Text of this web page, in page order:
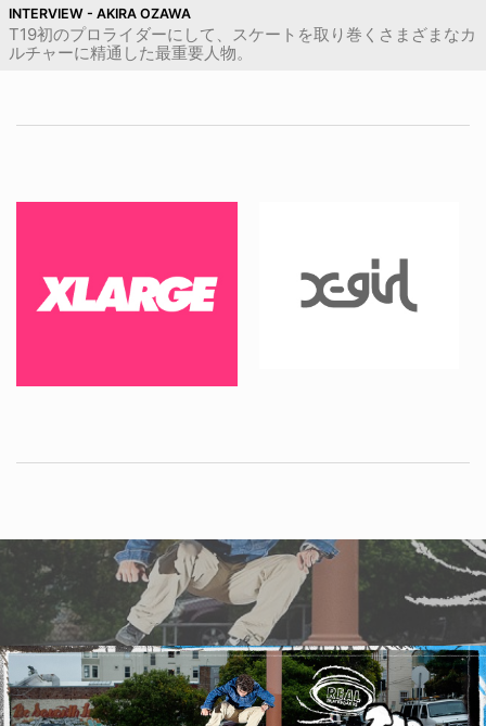
INTERVIEW - AKIRA OZAWA
T19初のプロライダーにして、スケートを取り巻くさまざまなカ
ルチャーに精通した最重要人物。